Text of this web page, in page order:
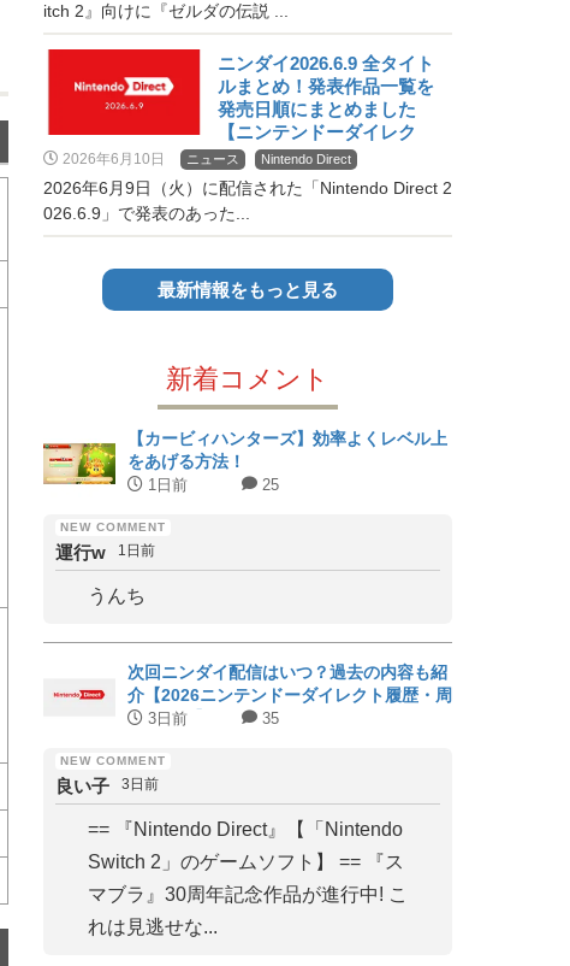
itch 2』向けに『ゼルダの伝説 ...
ニンダイ2026.6.9 全タイト
ルまとめ！発表作品一覧を
発売日順にまとめました
【ニンテンドーダイレク
ト】
2026年6月10日 ニュース Nintendo Direct
2026年6月9日（火）に配信された「Nintendo Direct 2
026.6.9」で発表のあった...
最新情報をもっと見る
新着コメント
【カービィハンターズ】効率よくレベル上
をあげる方法！
1日前 25
運行w 1日前
うんち
次回ニンダイ配信はいつ？過去の内容も紹
介【2026ニンテンドーダイレクト履歴・周
期まとめ】
3日前 35
良い子 3日前
== 『Nintendo Direct』【「Nintendo
Switch 2」のゲームソフト】 == 『ス
マブラ』30周年記念作品が進行中! こ
れは見逃せな...